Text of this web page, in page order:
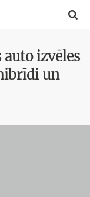

izvēles
un